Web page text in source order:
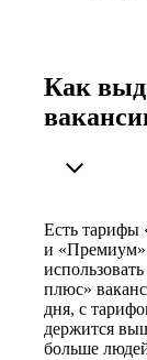
Как
Есть тарифы
и «Премиум».
плюс»
дня, с
держится
больше